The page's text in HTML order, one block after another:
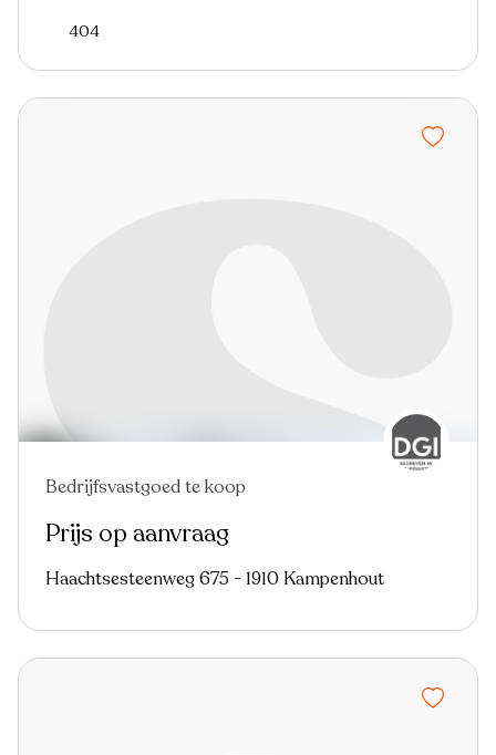
404
Bedrijfsvastgoed te koop
Prijs op aanvraag
Haachtsesteenweg 675 - 1910 Kampenhout